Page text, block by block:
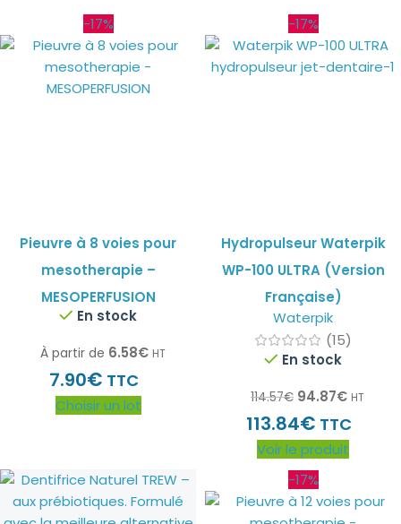
-17%
Pieuvre à 8 voies pour
mesotherapie –
MESOPERFUSION
En stock
À partir de 6.58€ HT
7.90€ TTC
Choisir un lot
-17%
Hydropulseur Waterpik
WP-100 ULTRA (Version
Française)
Waterpik
(15)
En stock
114.57€ 94.87€ HT
113.84€ TTC
Voir le produit
-17%